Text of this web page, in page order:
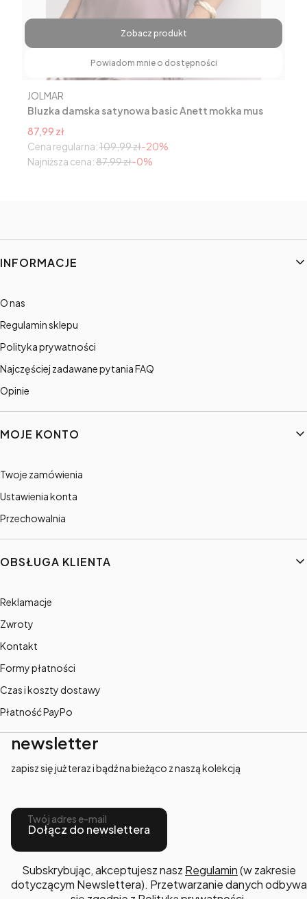
Zobacz produkt
Powiadom mnie o dostępności
Bluzka damska satynowa basic Anett mokka mus
Producent
JOLMAR
Cena promocyjna
87,99 zł
Cena regularna:109,99 zł-20%
Najniższa cena:87,99 zł-0%
Linki w stopce
INFORMACJE
O nas
Regulamin sklepu
Polityka prywatności
Najczęściej zadawane pytania FAQ
Opinie
MOJE KONTO
Twoje zamówienia
Ustawienia konta
Przechowalnia
OBSŁUGA KLIENTA
Reklamacje
Zwroty
Kontakt
Formy płatności
Czas i koszty dostawy
Płatność PayPo
newsletter
zapisz się już teraz i bądź na bieżąco z naszą kolekcją
Twój adres e-mail
Dołącz do newslettera
Subskrybując, akceptujesz nasz Regulamin(w zakresie
dotyczącym Newslettera). Przetwarzanie danych odbywa